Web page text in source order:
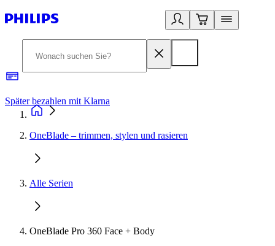
Später bezahlen mit Klarna
OneBlade – trimmen, stylen und rasieren
Alle Serien
OneBlade Pro 360 Face + Body